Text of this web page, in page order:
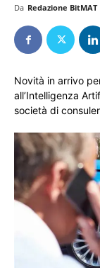
Da Redazione BitMAT
Novità in arrivo
all’Intelligenza
società di